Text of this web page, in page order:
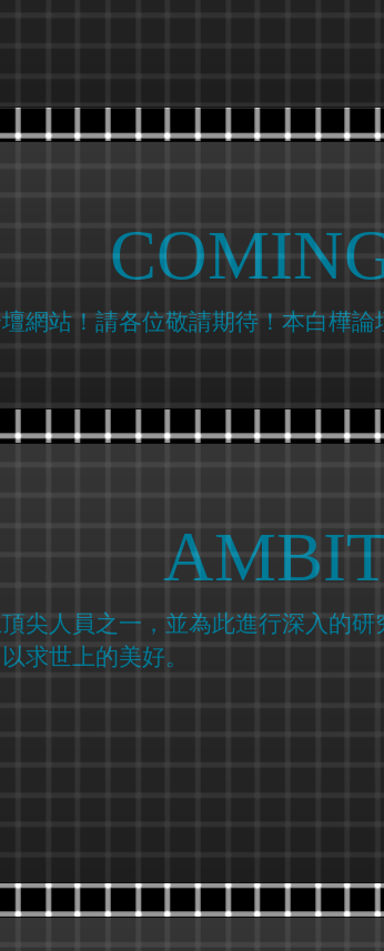
網站！請各位敬請期待！本白樺論
尖人員之一，並為此進行深入的
求世上的美好。